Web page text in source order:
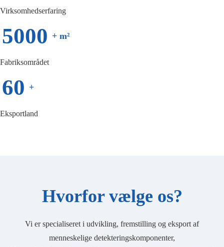
Virksomhedserfaring
5000 + m²
Fabriksområdet
60 +
Eksportland
Hvorfor vælge os?
Vi er specialiseret i udvikling, fremstilling og eksport af
menneskelige detekteringskomponenter,